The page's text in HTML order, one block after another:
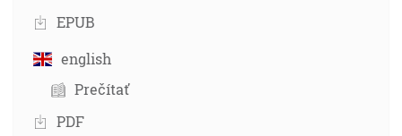
EPUB
english
Prečítať
PDF